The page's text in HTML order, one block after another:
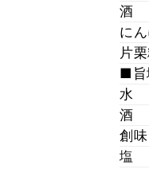
酒
に
片
■旨
水
酒
創
塩